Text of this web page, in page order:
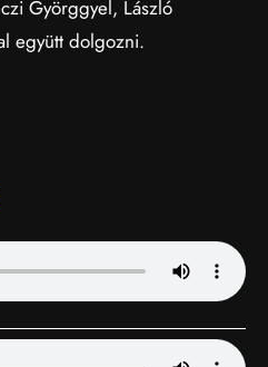
Györggyel, László
együtt dolgozni.